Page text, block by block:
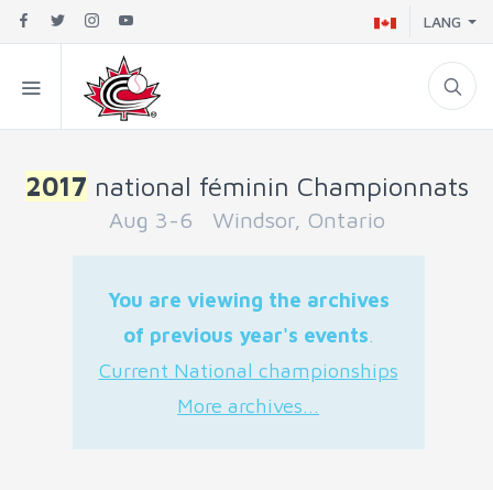
LANG
2017 national féminin Championnats
Aug 3-6 Windsor, Ontario
You are viewing the archives
of previous year's events.
Current National championships
More archives...